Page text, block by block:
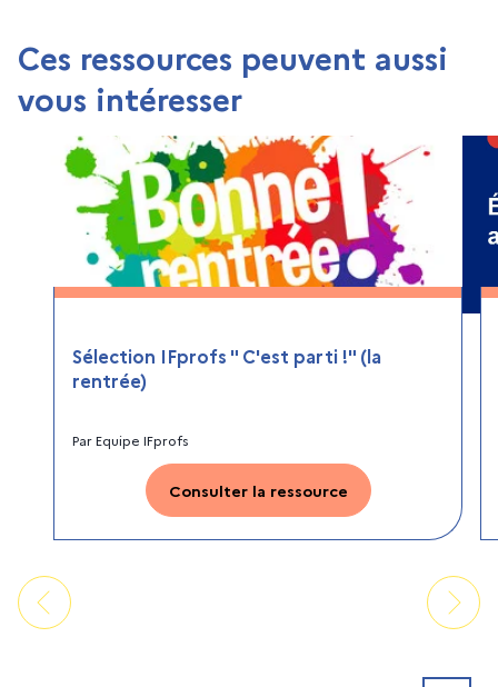
Ces ressources peuvent aussi
vous intéresser
Sélection IFprofs " C'est parti !" (la
rentrée)
ParEquipe IFprofs
Consulter la ressource